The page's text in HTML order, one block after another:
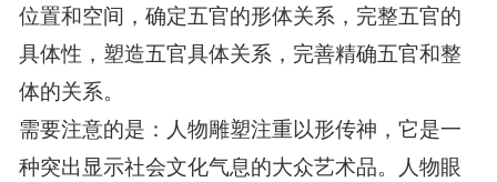
位置和空间 ， 确定五官的形体关系 ， 完整五官的
具体性 ， 塑造五官具体关系 ， 完善精确五官和整
体的关系。
需要注意的是： 人物雕塑注重以形传神，它是一
种突出 显示社会文化气息的大众艺术品。人物眼